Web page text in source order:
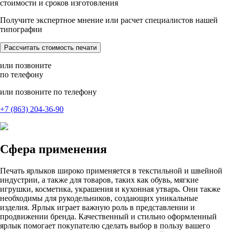
стоимости и сроков изготовления
Получите экспертное мнение или расчет специалистов нашей
типографии
Рассчитать стоимость печати
или позвоните
по телефону
или позвоните по телефону
+7 (863) 204-36-90
Сфера применения
Печать ярлыков широко применяется в текстильной и швейной
индустрии, а также для товаров, таких как обувь, мягкие
игрушки, косметика, украшения и кухонная утварь. Они также
необходимы для рукодельников, создающих уникальные
изделия. Ярлык играет важную роль в представлении и
продвижении бренда. Качественный и стильно оформленный
ярлык помогает покупателю сделать выбор в пользу вашего